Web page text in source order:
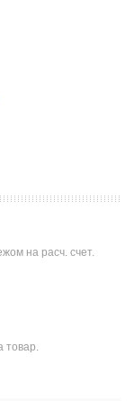
на расч. счет.
товар.